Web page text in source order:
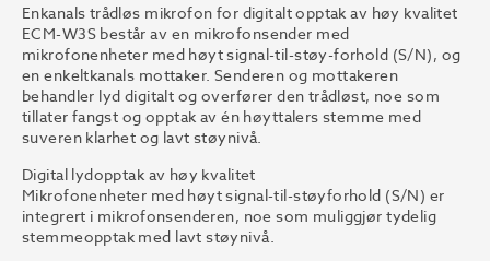
Enkanals trådløs mikrofon for digitalt opptak av høy kvalitet
ECM-W3S består av en mikrofonsender med
mikrofonenheter med høyt signal-til-støy-forhold (S/N), og
en enkeltkanals mottaker. Senderen og mottakeren
behandler lyd digitalt og overfører den trådløst, noe som
tillater fangst og opptak av én høyttalers stemme med
suveren klarhet og lavt støynivå.
Digital lydopptak av høy kvalitet
Mikrofonenheter med høyt signal-til-støyforhold (S/N) er
integrert i mikrofonsenderen, noe som muliggjør tydelig
stemmeopptak med lavt støynivå.